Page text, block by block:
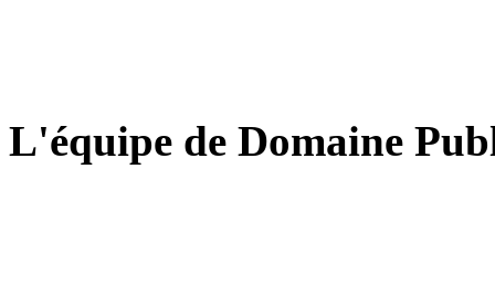
L'équipe de Domaine